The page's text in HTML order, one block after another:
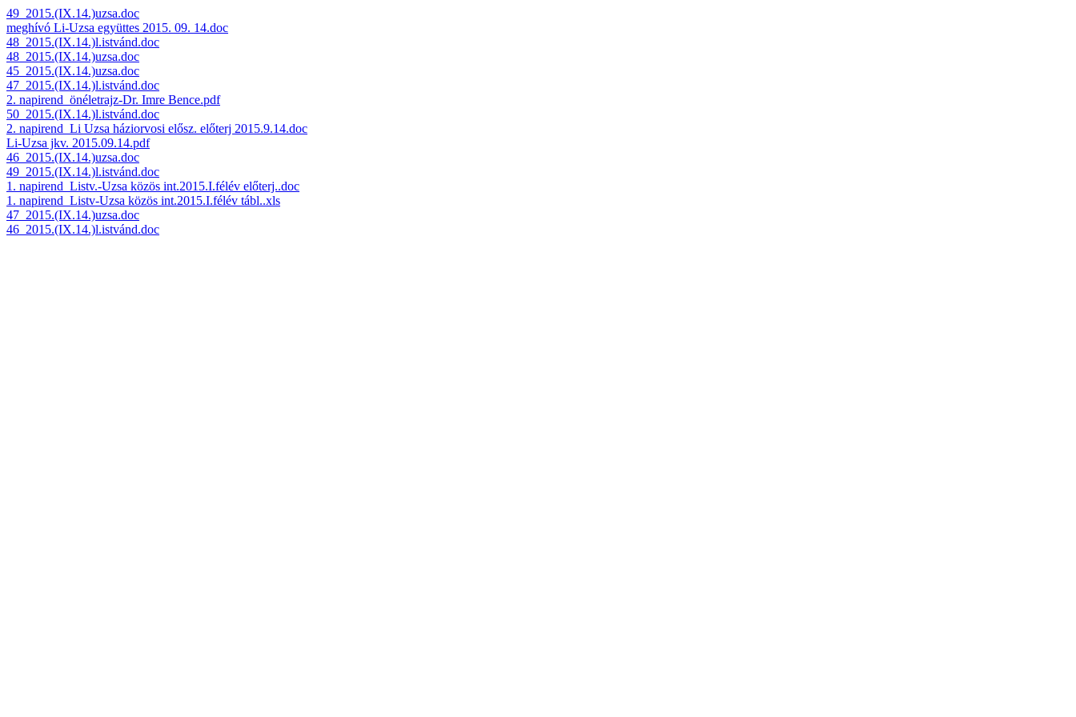
49_2015.(IX.14.)uzsa.doc
meghívó Li-Uzsa együttes 2015. 09. 14.doc
48_2015.(IX.14.)l.istvánd.doc
48_2015.(IX.14.)uzsa.doc
45_2015.(IX.14.)uzsa.doc
47_2015.(IX.14.)l.istvánd.doc
2. napirend_önéletrajz-Dr. Imre Bence.pdf
50_2015.(IX.14.)l.istvánd.doc
2. napirend_Li Uzsa háziorvosi elősz. előterj 2015.9.14.doc
Li-Uzsa jkv. 2015.09.14.pdf
46_2015.(IX.14.)uzsa.doc
49_2015.(IX.14.)l.istvánd.doc
1. napirend_Listv.-Uzsa közös int.2015.I.félév előterj..doc
1. napirend_Listv-Uzsa közös int.2015.I.félév tábl..xls
47_2015.(IX.14.)uzsa.doc
46_2015.(IX.14.)l.istvánd.doc